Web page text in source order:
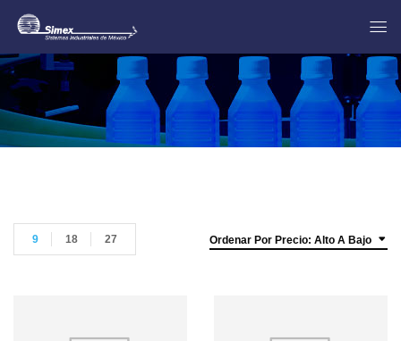
Ordenar Por Precio: Alto A Bajo
9 18 27